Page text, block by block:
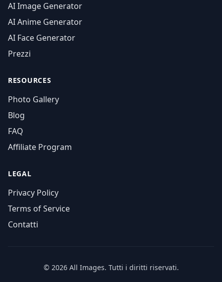
AI Image Generator
AI Anime Generator
AI Face Generator
Prezzi
RESOURCES
Photo Gallery
Blog
FAQ
Affiliate Program
LEGAL
Privacy Policy
Terms of Service
Contatti
© 2026 All Images. Tutti i diritti riservati.